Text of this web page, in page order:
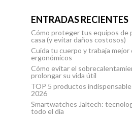
ENTRADAS RECIENTES
Cómo proteger tus equipos de
casa (y evitar daños costosos)
Cuida tu cuerpo y trabaja
ergonómicos
Cómo evitar el
prolongar su vida útil
TOP 5 productos
2026
Smartwatches Jaltech:
todo el día